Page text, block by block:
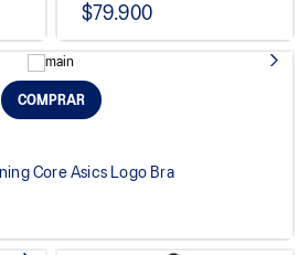
$79.900
COMPRAR
Core Asics Logo Bra